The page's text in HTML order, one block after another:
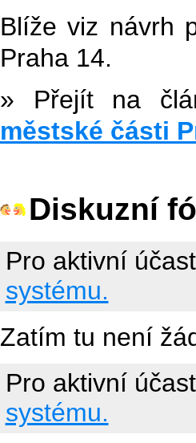
Blíže viz návrh
Praha 14.
» Přejít na
městské části
Diskuzní
Pro aktivní
systému.
Zatím tu není
Pro aktivní
systému.